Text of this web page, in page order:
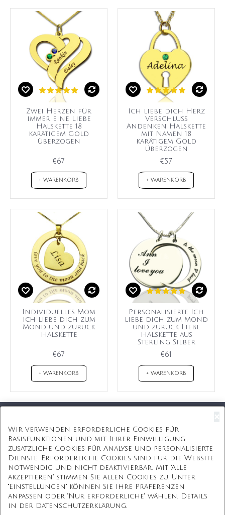
Zwei Herzen für
immer eine Liebe
Halskette 18
karätigem Gold
überzogen
€67
+ WARENKORB
Ich liebe dich Herz
Verschluss
Andenken Halskette
mit Namen 18
karätigem Gold
überzogen
€57
+ WARENKORB
Individuelles Mom
Ich liebe dich zum
Mond und zurück
Halskette
€67
+ WARENKORB
Personalisierte Ich
liebe dich zum Mond
und zurück Liebe
Halskette aus
Sterling Silber
€61
+ WARENKORB
Kostenlose Geschenkbox
Kostenlose Gravur
Unbegrenzte Redesign
ÜBER UNS
Wir verwenden erforderliche Cookies für
Basisfunktionen und mit Ihrer Einwilligung
zusätzliche Cookies für Analyse und personalisierte
Dienste. Erforderliche Cookies sind für die Website
notwendig und nicht deaktivierbar. Mit "Alle
akzeptieren" stimmen Sie allen Cookies zu. Unter
"Einstellungen" können Sie Ihre Präferenzen
anpassen oder "Nur erforderliche" wählen. Details
in der Datenschutzerklärung.